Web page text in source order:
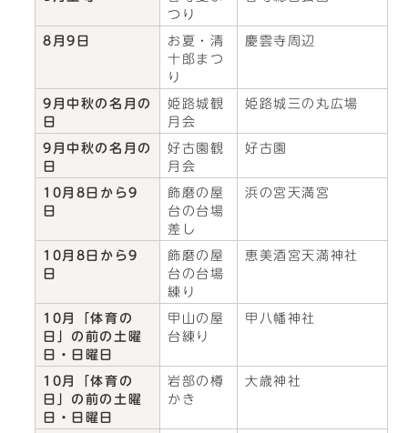
つり
8月9日
お夏・清
十郎まつ
り
慶雲寺周辺
9月中秋の名月の
日
姫路城観
月会
姫路城三の丸広場
9月中秋の名月の
日
好古園観
月会
好古園
10月8日から9
日
飾磨の屋
台の台場
差し
浜の宮天満宮
10月8日から9
日
飾磨の屋
台の台場
練り
恵美酒宮天満神社
10月「体育の
日」の前の土曜
日・日曜日
甲山の屋
台練り
甲八幡神社
10月「体育の
日」の前の土曜
日・日曜日
岩部の樽
かき
大歳神社